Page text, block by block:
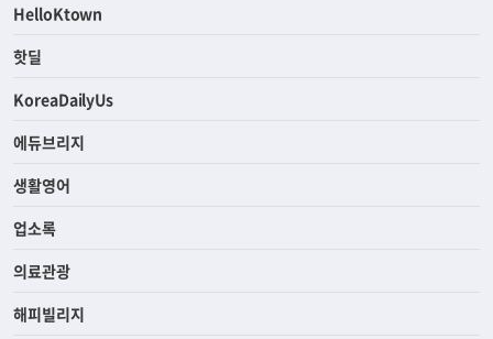
HelloKtown
핫딜
KoreaDailyUs
에듀브리지
생활영어
업소록
의료관광
해피빌리지